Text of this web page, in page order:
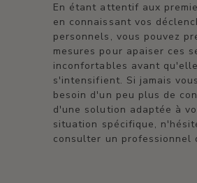
En étant attentif aux
en connaissant vos
personnels, vous pouvez
mesures pour apaiser ces
inconfortables avant
s'intensifient. Si jamais
besoin d'un peu plus de
d'une solution adaptée à
situation spécifique,
consulter un professionnel